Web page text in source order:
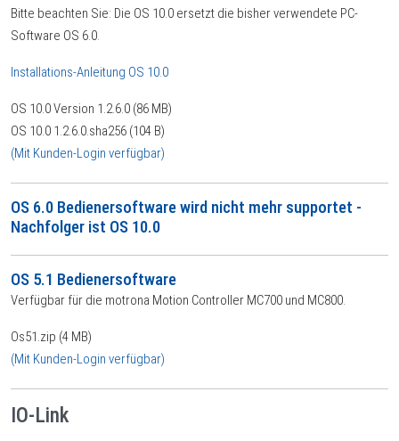
Bitte beachten Sie: Die OS 10.0 ersetzt die bisher verwendete PC-
Software OS 6.0.
Installations-Anleitung OS 10.0
OS 10.0 Version 1.2.6.0 (86 MB)
OS 10.0 1.2.6.0.sha256 (104 B)
(Mit Kunden-Login verfügbar)
OS 6.0 Bedienersoftware wird nicht mehr supportet -
Nachfolger ist OS 10.0
OS 5.1 Bedienersoftware
Verfügbar für die motrona Motion Controller MC700 und MC800.
Os51.zip (4 MB)
(Mit Kunden-Login verfügbar)
IO-Link